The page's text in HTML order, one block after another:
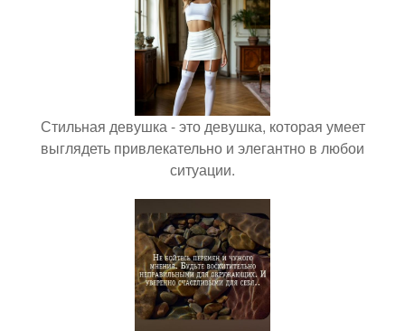
Стильная девушка - это девушка, которая умеет
выглядеть привлекательно и элегантно в любои
ситуации.